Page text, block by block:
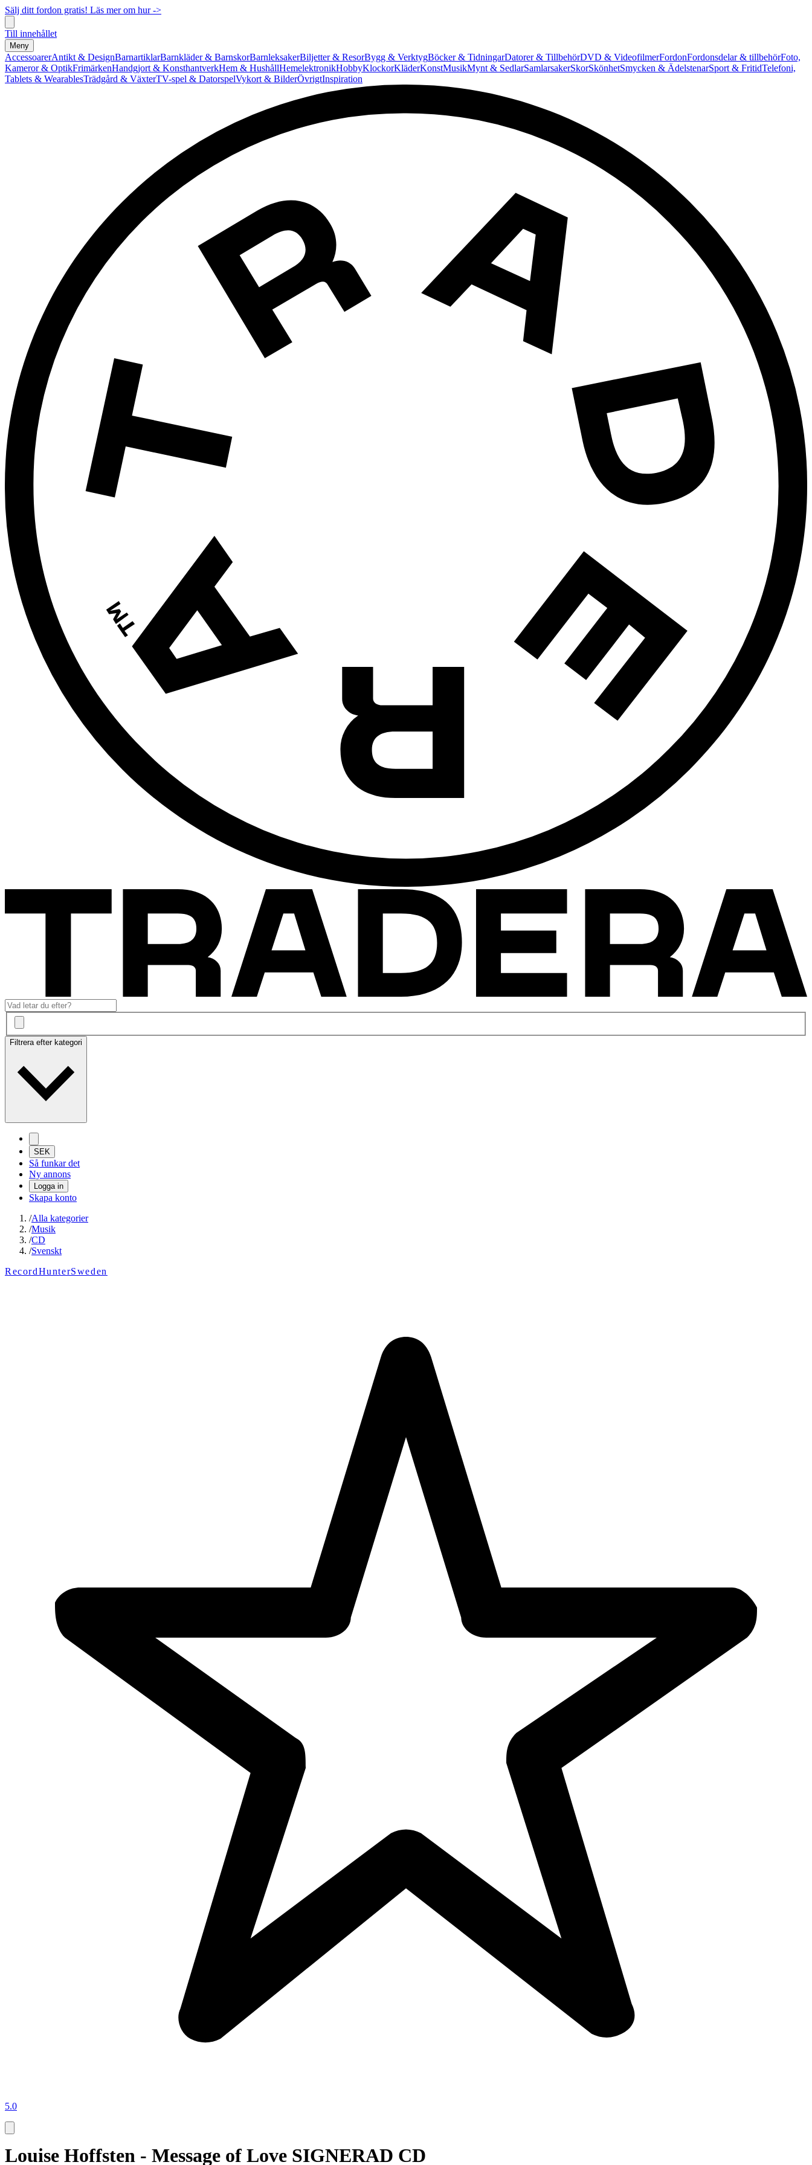
Sälj ditt fordon gratis! Läs mer om hur ->
Till innehållet
Meny
AccessoarerAntikt & DesignBarnartiklarBarnkläder & BarnskorBarnleksakerBiljetter & ResorBygg & VerktygBöcker & TidningarDatorer & TillbehörDVD & VideofilmerFordonFordonsdelar & tillbehörFoto,
Kameror & OptikFrimärkenHandgjort & KonsthantverkHem & HushållHemelektronikHobbyKlockorKläderKonstMusikMynt & SedlarSamlarsakerSkorSkönhetSmycken & ÄdelstenarSport & FritidTelefoni,
Tablets & WearablesTrädgård & VäxterTV-spel & DatorspelVykort & BilderÖvrigtInspiration
Filtrera efter kategori
SEK
Så funkar det
Ny annons
Logga in
Skapa konto
/Alla kategorier
/Musik
/CD
/Svenskt
RecordHunterSweden
5.0
Louise Hoffsten - Message of Love SIGNERAD CD